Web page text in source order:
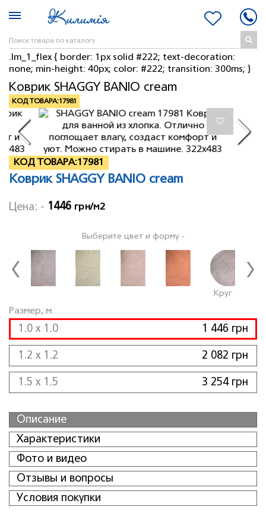
.lm_1_flex { border: 1px solid #222; text-decoration:
none; min-height: 40px; color: #222; transition: 300ms; }
Коврик SHAGGY BANIO cream
КОД ТОВАРА:17981
КОД ТОВАРА:17981
Коврик SHAGGY BANIO cream
Цена: - 1446 грн/м2
Размер, м
1.0 x 1.0 1 446 грн
1.2 x 1.2 2 082 грн
1.5 x 1.5 3 254 грн
Выберите цвет и форму -
Круг
Описание
Характеристики
Фото и видео
Отзывы и вопросы
Условия покупки